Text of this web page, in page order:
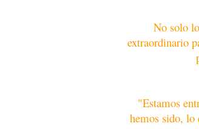
No solo
extraordinario
"Estamos
hemos sido, lo